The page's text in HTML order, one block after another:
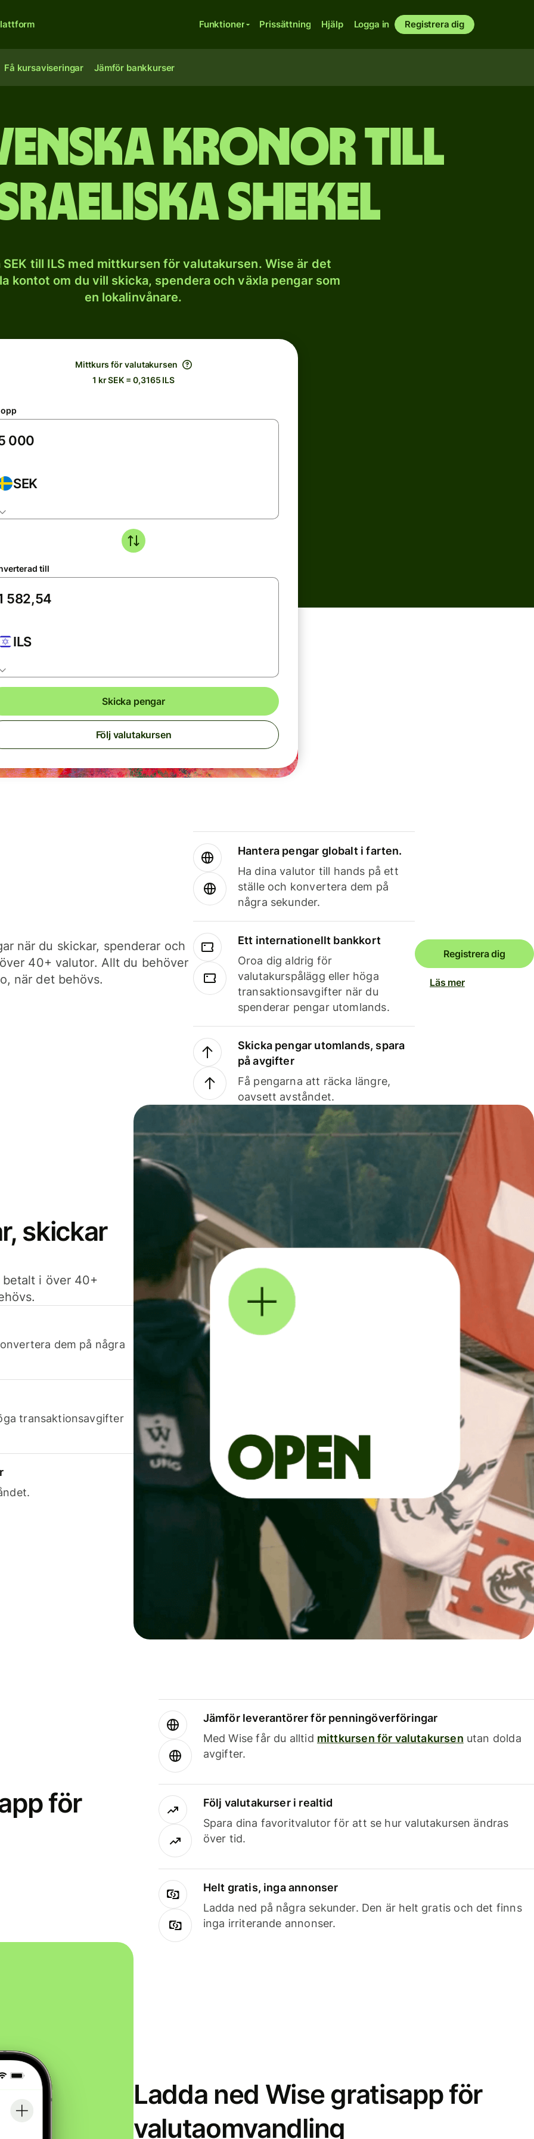
Funktioner Prissättning Hjälp Logga in Registrera dig
Få kursaviseringar Jämför bankkurser
kronor till
shekel
till ILS med mittkursen för valutakursen. Wise är det
kontot om du vill skicka, spendera och växla pengar som
en lokalinvånare.
Mittkurs för valutakursen
1 kr SEK = 0,3165 ILS
SEK
till
ILS
Skicka pengar
Följ valutakursen
när du skickar, spenderar och
40+ valutor. Allt du behöver
när det behövs.
Hantera pengar globalt i farten.
Ha dina valutor till hands på ett
ställe och konvertera dem på
några sekunder.
Ett internationellt bankkort
Oroa dig aldrig för
valutakurspålägg eller höga
transaktionsavgifter när du
spenderar pengar utomlands.
Skicka pengar utomlands, spara
på avgifter
Få pengarna att räcka längre,
oavsett avståndet.
Registrera dig
Läs mer
skickar
betalt i över 40+
dem på några
transaktionsavgifter
för
Jämför leverantörer för penningöverföringar
Med Wise får du alltid mittkursen för valutakursen utan dolda
avgifter.
Följ valutakurser i realtid
Spara dina favoritvalutor för att se hur valutakursen ändras
över tid.
Helt gratis, inga annonser
Ladda ned på några sekunder. Den är helt gratis och det finns
inga irriterande annonser.
Ladda ned Wise gratisapp för
valutaomvandling